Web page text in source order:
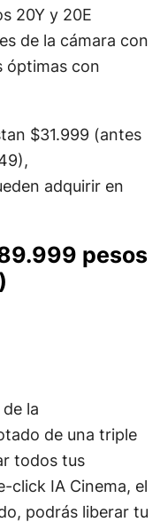
20Y y 20E
de la cámara con
óptimas con
$31.999 (antes
adquirir en
pesos
la
de una triple
todos tus
click IA Cinema, el
podrás liberar tu